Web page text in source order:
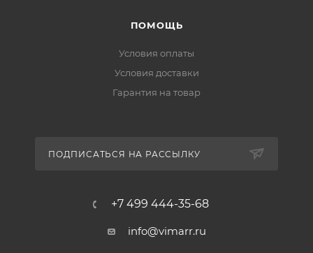
ПОМОЩЬ
Условия оплаты
Условия доставки
Гарантия на товар
ПОДПИСАТЬСЯ НА РАССЫЛКУ
+7 499 444-35-68
info@vimarr.ru